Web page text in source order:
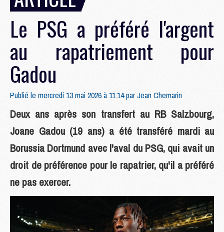
Le PSG a préféré l'argent
au rapatriement pour
Gadou
Publié le mercredi 13 mai 2026 à 11:14 parJean Chemarin
Deux ans après son transfert au RB Salzbourg,
Joane Gadou (19 ans) a été transféré mardi au
Borussia Dortmund avec l'aval du PSG, qui avait un
droit de préférence pour le rapatrier, qu'il a préféré
ne pas exercer.